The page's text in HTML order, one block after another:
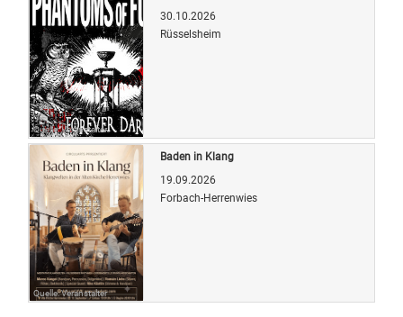
Quelle: Veranstalter
30.10.2026
Rüsselsheim
Quelle: Veranstalter
Baden in Klang
19.09.2026
Forbach-Herrenwies